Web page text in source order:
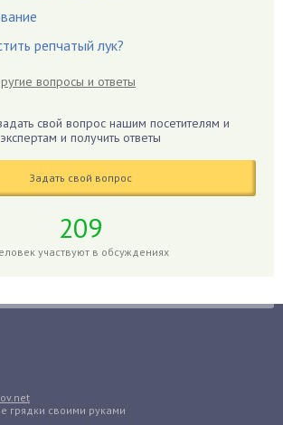
репчатый лук?
вопросы и ответы
свой вопрос нашим посетителям и
экспертам и получить ответы
Задать свой вопрос
209
участвуют в обсуждениях
грядки своими руками